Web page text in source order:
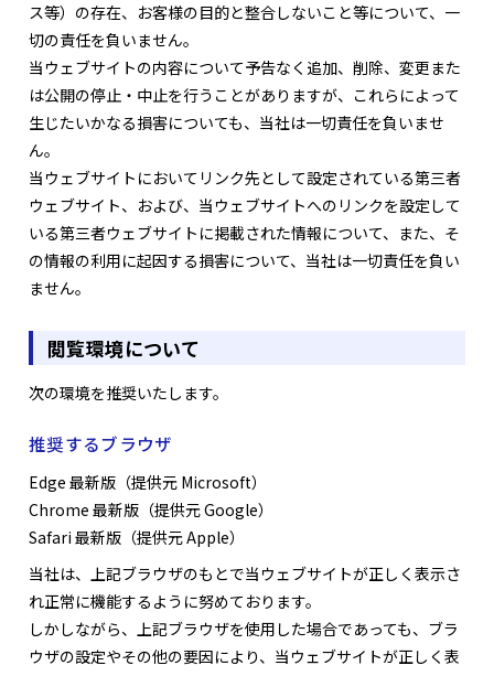
ス等）の存在、お客様の目的と整合しないこと等について、一
切の責任を負いません。
当ウェブサイトの内容について予告なく追加、削除、変更また
は公開の停止・中止を行うことがありますが、これらによって
生じたいかなる損害についても、当社は一切責任を負いませ
ん。
当ウェブサイトにおいてリンク先として設定されている第三者
ウェブサイト、および、当ウェブサイトへのリンクを設定して
いる第三者ウェブサイトに掲載された情報について、また、そ
の情報の利用に起因する損害について、当社は一切責任を負い
ません。
閲覧環境について
次の環境を推奨いたします。
推奨するブラウザ
Edge 最新版（提供元 Microsoft）
Chrome 最新版（提供元 Google）
Safari 最新版（提供元 Apple）
当社は、上記ブラウザのもとで当ウェブサイトが正しく表示さ
れ正常に機能するように努めております。
しかしながら、上記ブラウザを使用した場合であっても、ブラ
ウザの設定やその他の要因により、当ウェブサイトが正しく表